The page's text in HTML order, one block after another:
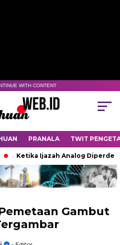
WITH CONTENT
PRANALA TWIT
Ijazah Analog Diperdebatkan
Gambut